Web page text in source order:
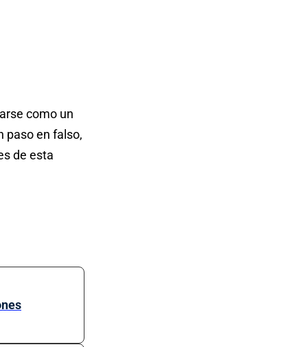
como un
paso en falso,
de esta